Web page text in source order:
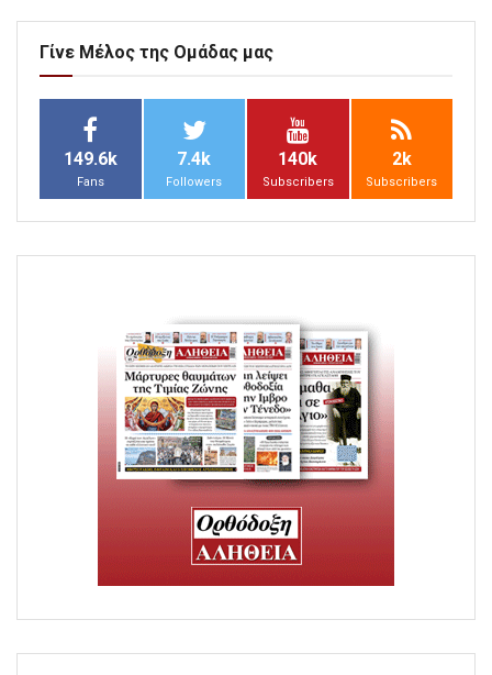
Γίνε Μέλος της Ομάδας μας
149.6k
Fans
7.4k
Followers
140k
Subscribers
2k
Subscribers